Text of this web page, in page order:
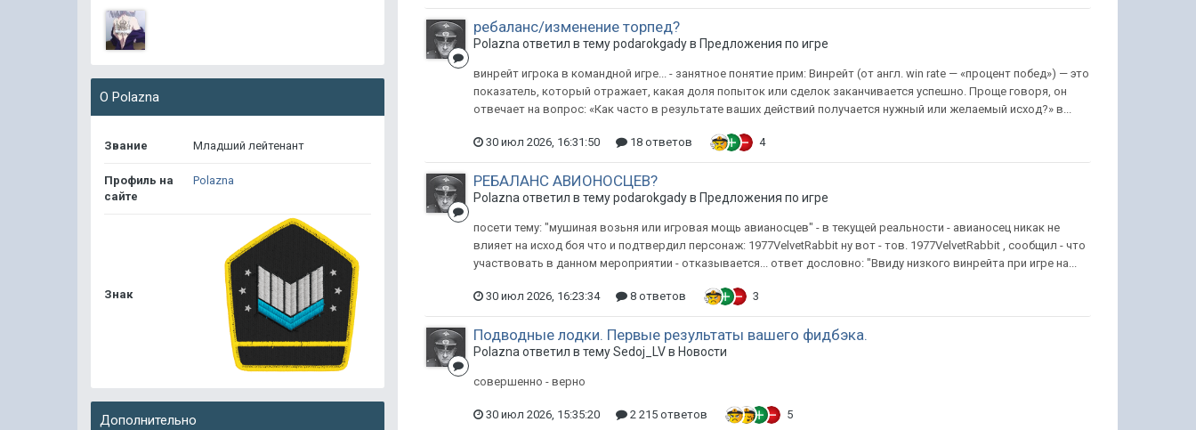
О Polazna
Звание Младший лейтенант
Профиль на
сайте
Polazna
Знак
Дополнительно
ребаланс/изменение торпед?
Polazna ответил в тему podarokgady в Предложения по игре
винрейт игрока в командной игре... - занятное понятие прим: Винрейт (от англ. win rate — «процент побед») — это
показатель, который отражает, какая доля попыток или сделок заканчивается успешно. Проще говоря, он
отвечает на вопрос: «Как часто в результате ваших действий получается нужный или желаемый исход?» в...
30 июл 2026, 16:31:50 18 ответов 4
РЕБАЛАНС АВИОНОСЦЕВ?
Polazna ответил в тему podarokgady в Предложения по игре
посети тему: "мушиная возьня или игровая мощь авианосцев" - в текущей реальности - авианосец никак не
влияет на исход боя что и подтвердил персонаж: 1977VelvetRabbit ну вот - тов. 1977VelvetRabbit , сообщил - что
участвовать в данном мероприятии - отказывается... ответ дословно: "Ввиду низкого винрейта при игре на...
30 июл 2026, 16:23:34 8 ответов 3
Подводные лодки. Первые результаты вашего фидбэка.
Polazna ответил в тему Sedoj_LV в Новости
совершенно - верно
30 июл 2026, 15:35:20 2 215 ответов 5